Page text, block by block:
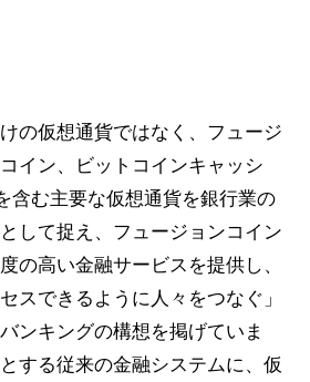
の仮想通貨ではなく、フュージ
イン、ビットコインキャッシ
含む主要な仮想通貨を銀行業の
して捉え、フュージョンコイン
の高い金融サービスを提供し、
スできるように人々をつなぐ」
ンキングの構想を掲げていま
する従来の金融システムに、仮